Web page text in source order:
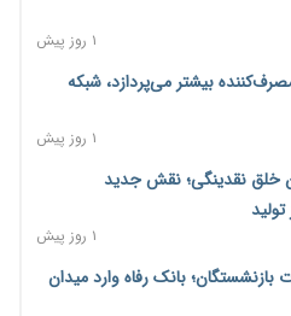
۱ روز پیش
بیشتر می‌پردازد، شبکه
۱ روز پیش
خلق نقدینگی؛ نقش جدید
۱ روز پیش
معوقات بازنشستگان؛ بانک رفاه وارد میدان